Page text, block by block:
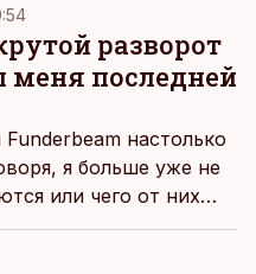
компании растут, в то
весьма недорого.
разворот
меня последней
настолько
я больше уже не
или чего от них